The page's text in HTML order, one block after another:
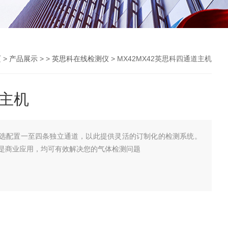
> 产品展示 > > 英思科在线检测仪 > MX42MX42英思科四通道主机
机
配置一至四条独立通道，以此提供灵活的订制化的检测系统。
商业应用，均可有效解决您的气体检测问题